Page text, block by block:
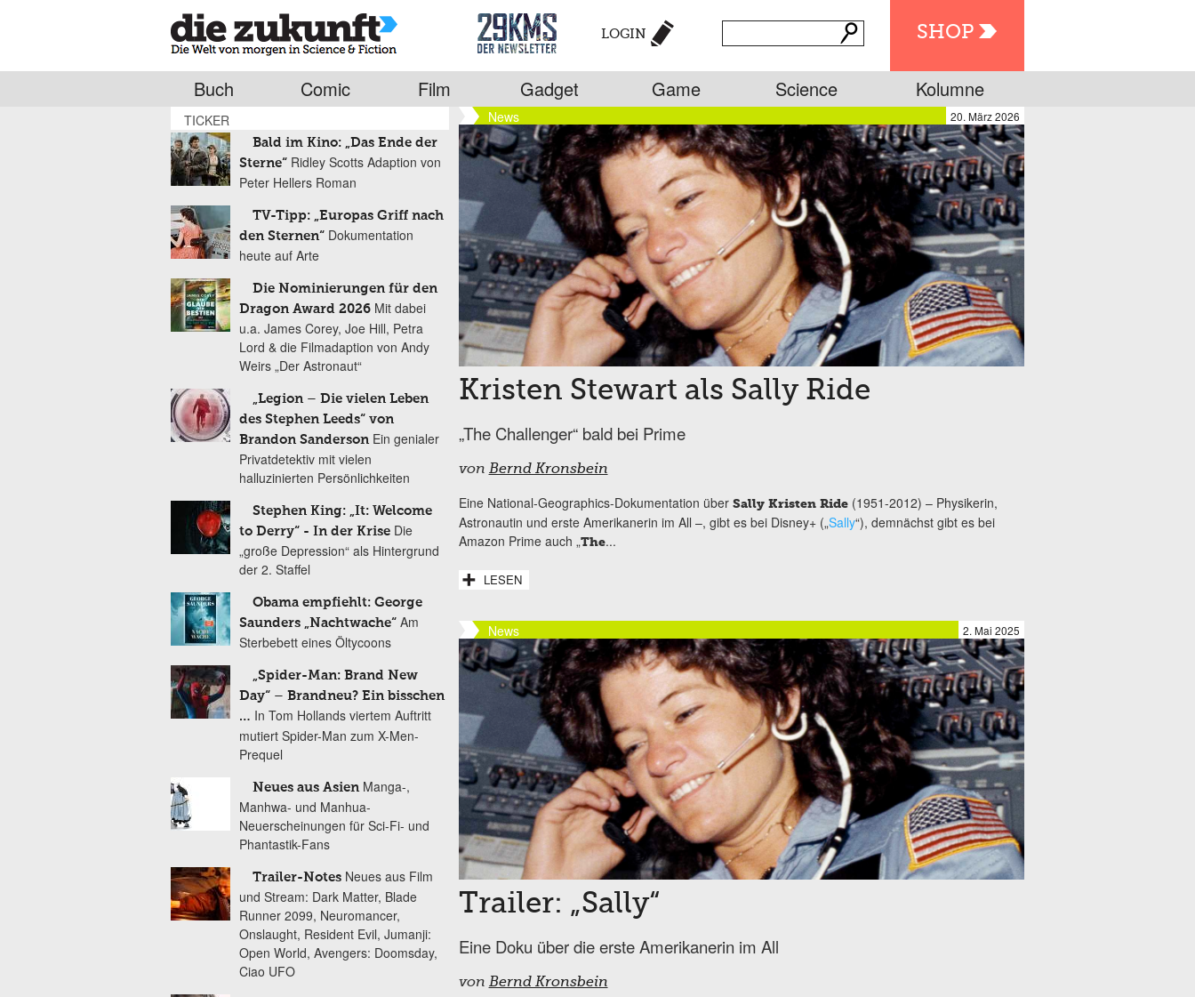
SHOP
LOGIN
Buch Comic Film Gadget Game Science Kolumne
News 20. März 2026
Kristen Stewart als Sally Ride
„The Challenger“ bald bei Prime
von Bernd Kronsbein
Eine National-Geographics-Dokumentation über Sally Kristen Ride(1951-2012) – Physikerin,
Astronautin und erste Amerikanerin im All –, gibt es bei Disney+ („Sally“), demnächst gibt es bei
Amazon Prime auch „The...
LESEN
News 2. Mai 2025
Trailer: „Sally“
Eine Doku über die erste Amerikanerin im All
von Bernd Kronsbein
TICKER
Bald im Kino: „Das Ende der
Sterne“ Ridley Scotts Adaption von
Peter Hellers Roman
TV-Tipp: „Europas Griff nach
den Sternen“ Dokumentation
heute auf Arte
Die Nominierungen für den
Dragon Award 2026 Mit dabei
u.a. James Corey, Joe Hill, Petra
Lord & die Filmadaption von Andy
Weirs „Der Astronaut“
„Legion – Die vielen Leben
des Stephen Leeds“ von
Brandon Sanderson Ein genialer
Privatdetektiv mit vielen
halluzinierten Persönlichkeiten
Stephen King: „It: Welcome
to Derry“ - In der Krise Die
„große Depression“ als Hintergrund
der 2. Staffel
Obama empfiehlt: George
Saunders „Nachtwache“ Am
Sterbebett eines Öltycoons
„Spider-Man: Brand New
Day“ – Brandneu? Ein bisschen
… In Tom Hollands viertem Auftritt
mutiert Spider-Man zum X-Men-
Prequel
Neues aus Asien Manga-,
Manhwa- und Manhua-
Neuerscheinungen für Sci-Fi- und
Phantastik-Fans
Trailer-Notes Neues aus Film
und Stream: Dark Matter, Blade
Runner 2099, Neuromancer,
Onslaught, Resident Evil, Jumanji:
Open World, Avengers: Doomsday,
Ciao UFO